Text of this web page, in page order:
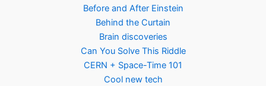
Before and After Einstein
Behind the Curtain
Brain discoveries
Can You Solve This Riddle
CERN + Space-Time 101
Cool new tech